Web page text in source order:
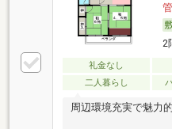
2
礼金なし
二人暮らし
周辺環境充実で魅力